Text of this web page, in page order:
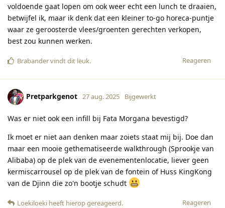
voldoende gaat lopen om ook weer echt een lunch te draaien,
betwijfel ik, maar ik denk dat een kleiner to-go horeca-puntje
waar ze geroosterde vlees/groenten gerechten verkopen,
best zou kunnen werken.
Reageren
Brabandervindt dit leuk.
Pretparkgenot 27 aug. 2025 Bijgewerkt
Was er niet ook een infill bij Fata Morgana bevestigd?
Ik moet er niet aan denken maar zoiets staat mij bij. Doe dan
maar een mooie gethematiseerde walkthrough (Sprookje van
Alibaba) op de plek van de evenementenlocatie, liever geen
kermiscarrousel op de plek van de fontein of Huss KingKong
van de Djinn die zo'n bootje schudt
Reageren
Loekiloeki heeft hierop gereageerd.